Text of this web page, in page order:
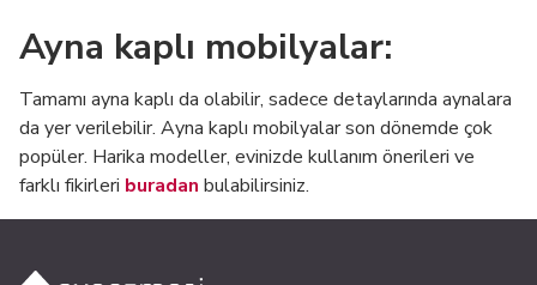
Ayna kaplı mobilyalar:
Tamamı ayna kaplı da olabilir, sadece detaylarında aynalara
da yer verilebilir. Ayna kaplı mobilyalar son dönemde çok
popüler. Harika modeller, evinizde kullanım önerileri ve
farklı fikirleri buradan bulabilirsiniz.